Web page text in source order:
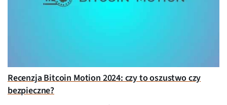
Recenzja Bitcoin Motion 2024: czy to oszustwo czy
bezpieczne?